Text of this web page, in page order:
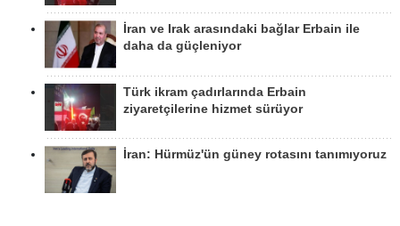
İran ve Irak arasındaki bağlar Erbain ile
daha da güçleniyor
Türk ikram çadırlarında Erbain
ziyaretçilerine hizmet sürüyor
İran: Hürmüz'ün güney rotasını tanımıyoruz